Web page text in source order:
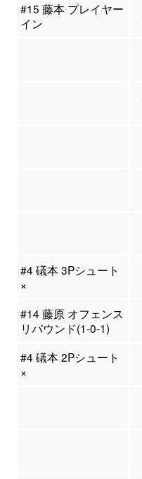
#15 藤本 プレイヤー
イン
#4 礒本 3Pシュート
×
#14 藤原 オフェンス
リバウンド(1-0-1)
#4 礒本 2Pシュート
×